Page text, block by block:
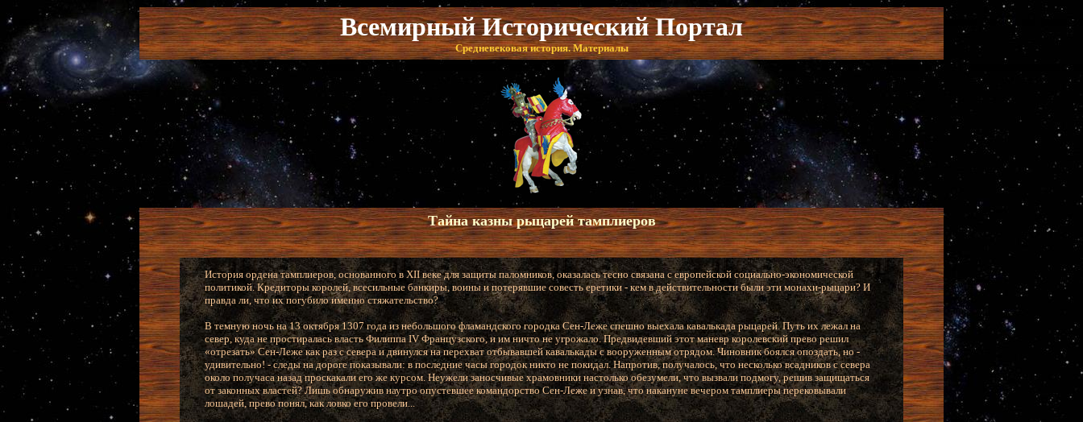
Всемирный Исторический Портал
Средневековая история. Материалы
Тайна казны рыцарей тамплиеров
История ордена тамплиеров, основанного в XII веке для защиты паломников, оказалась тесно связана с европейской социально-экономической
политикой. Кредиторы королей, всесильные банкиры, воины и потерявшие совесть еретики - кем в действительности были эти монахи-рыцари? И
правда ли, что их погубило именно стяжательство?
В темную ночь на 13 октября 1307 года из небольшого фламандского городка Сен-Леже спешно выехала кавалькада рыцарей. Путь их лежал на
север, куда не простиралась власть Филиппа IV Французского, и им ничто не угрожало. Предвидевший этот маневр королевский прево решил
«отрезать» Сен-Леже как раз с севера и двинулся на перехват отбывавшей кавалькады с вооруженным отрядом. Чиновник боялся опоздать, но -
удивительно! - следы на дороге показывали: в последние часы городок никто не покидал. Напротив, получалось, что несколько всадников с севера
около получаса назад проскакали его же курсом. Неужели заносчивые храмовники настолько обезумели, что вызвали подмогу, решив защищаться
от законных властей? Лишь обнаружив наутро опустевшее командорство Сен-Леже и узнав, что накануне вечером тамплиеры перековывали
лошадей, прево понял, как ловко его провели...